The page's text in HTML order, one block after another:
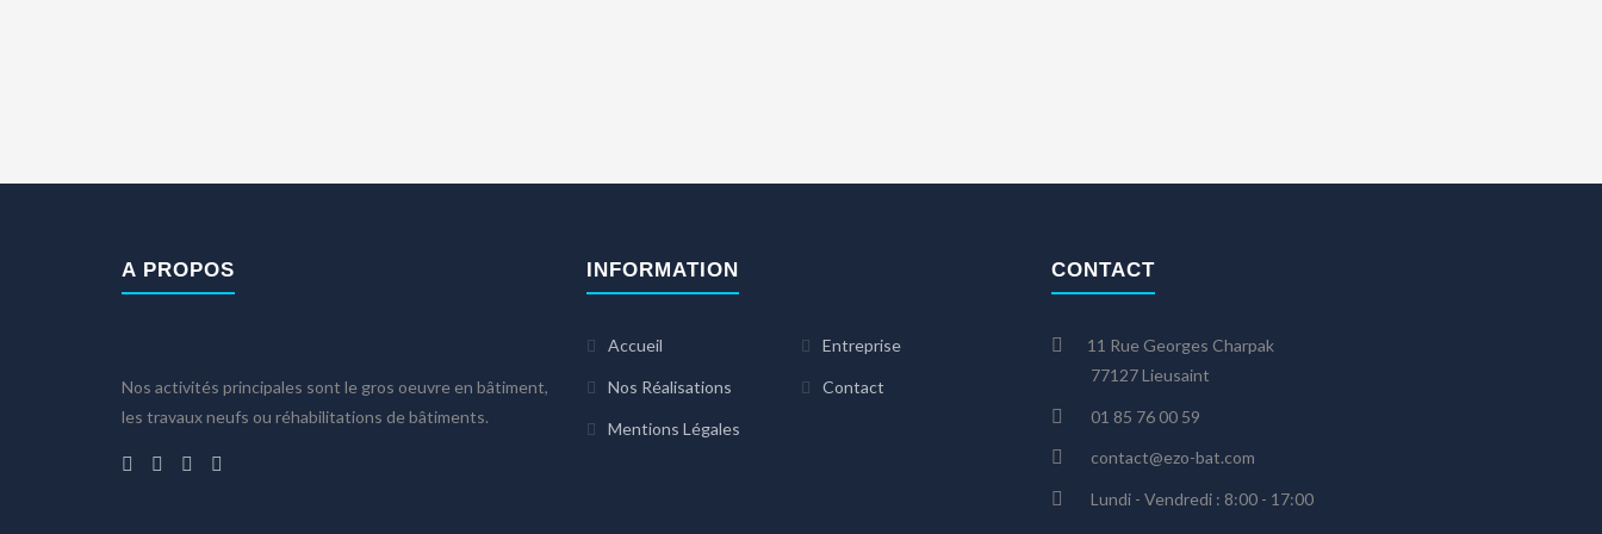
A PROPOS
Nos activités principales sont le gros oeuvre en bâtiment,
les travaux neufs ou réhabilitations de bâtiments.
INFORMATION
Accueil Entreprise
Nos Réalisations Contact
Mentions Légales
CONTACT
11 Rue Georges Charpak
77127 Lieusaint
01 85 76 00 59
contact@ezo-bat.com
Lundi - Vendredi : 8:00 - 17:00
Nos Réalisations